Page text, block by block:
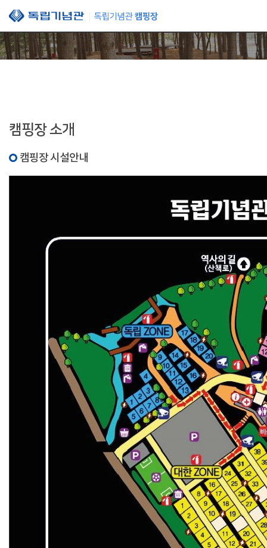
본문 바로가기
캠핑장 소개
캠핑장 시설안내